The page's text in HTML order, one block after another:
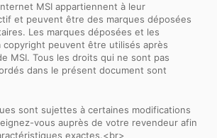
MSI appartiennent à leur
et peuvent être des marques déposées
Les marques déposées et les
copyright peuvent être utilisés après
MSI. Tous les droits qui ne sont pas
dans le présent document sont
sont sujettes à certaines modifications
vous auprès de votre revendeur afin
exactes.<br>